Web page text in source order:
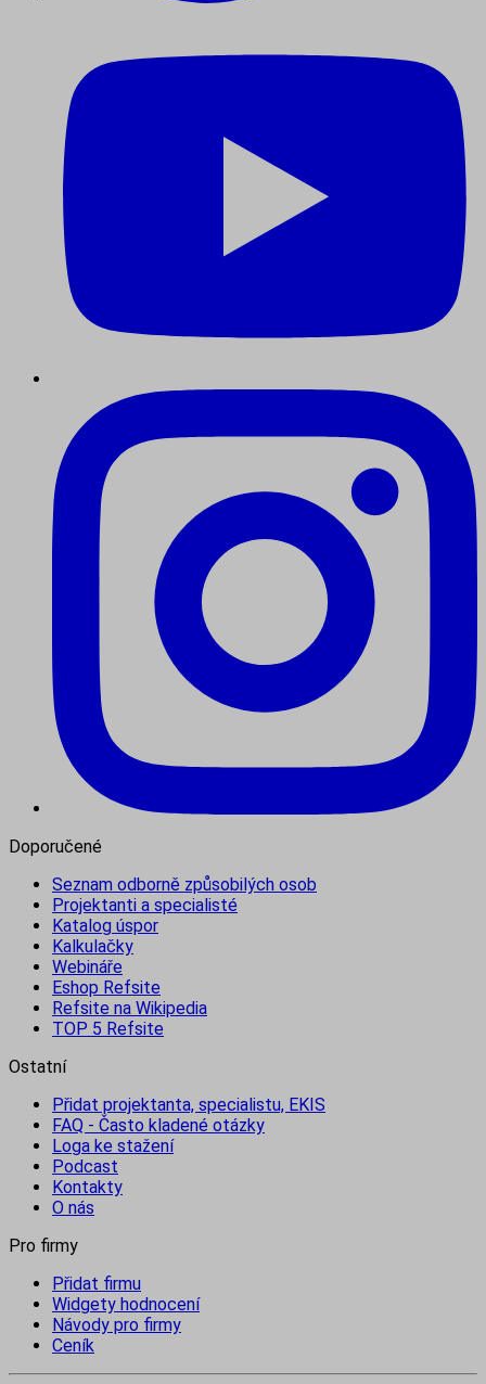
Doporučené
Seznam odborně způsobilých osob
Projektanti a specialisté
Katalog úspor
Kalkulačky
Webináře
Eshop Refsite
Refsite na Wikipedia
TOP 5 Refsite
Ostatní
Přidat projektanta, specialistu, EKIS
FAQ - Často kladené otázky
Loga ke stažení
Podcast
Kontakty
O nás
Pro firmy
Přidat firmu
Widgety hodnocení
Návody pro firmy
Ceník